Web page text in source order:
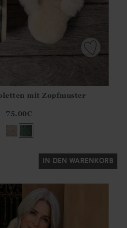
?? ""
Ja Nein
mit Zopfmuster
75.00€
IN DEN WARENKORB